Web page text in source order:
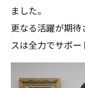
ました。
更なる活躍が期
スは全力でサポー